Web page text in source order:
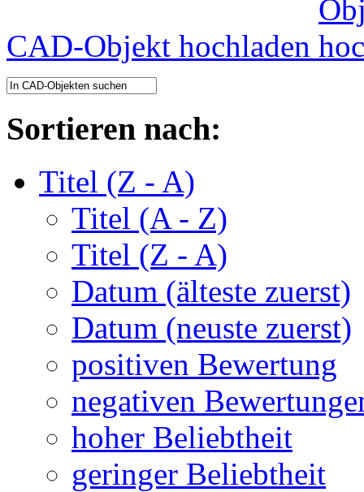
CAD-Objekt hochladen
Sortieren nach:
Titel (Z - A)
Titel (A - Z)
Titel (Z - A)
Datum (älteste zuerst)
Datum (neuste zuerst)
positiven Bewertung
negativen
hoher Beliebtheit
geringer Beliebtheit